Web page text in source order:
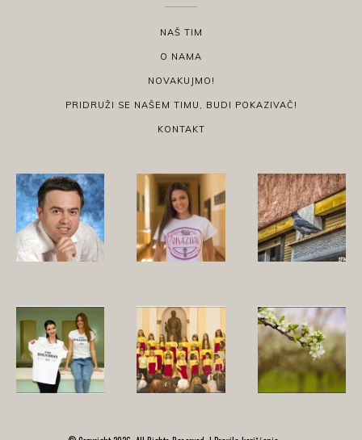
NAŠ TIM
O NAMA
NOVAKUJMO!
PRIDRUŽI SE NAŠEM TIMU, BUDI POKAZIVAČ!
KONTAKT